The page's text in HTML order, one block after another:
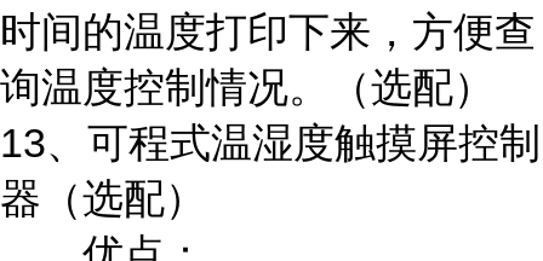
时间的温度打印下来，方便查
询温度控制情况。（选配）
13、可程式温湿度触摸屏控制
器（选配）